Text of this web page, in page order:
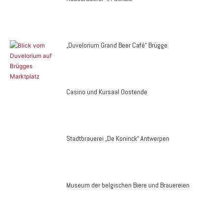
„Duvelorium Grand Beer Café“ Brügge
Casino und Kursaal Oostende
Stadtbrauerei „De Koninck“ Antwerpen
Museum der belgischen Biere und Brauereien